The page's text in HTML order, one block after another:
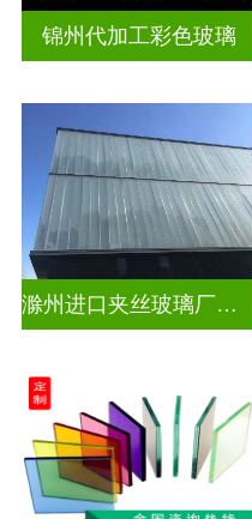
锦州代加工彩色玻璃
滁州进口夹丝玻璃厂电话